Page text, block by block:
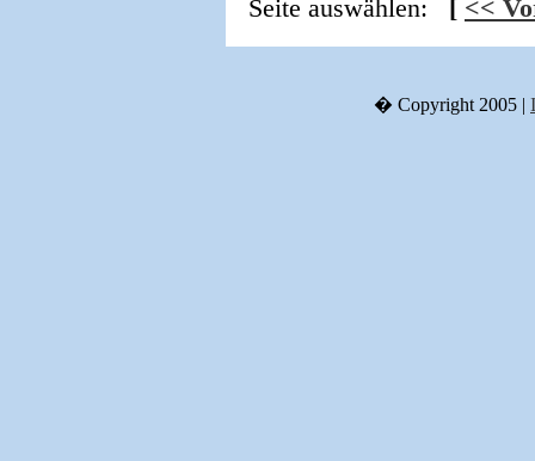
Seite auswählen: [ <<
� Copyright 2005 |